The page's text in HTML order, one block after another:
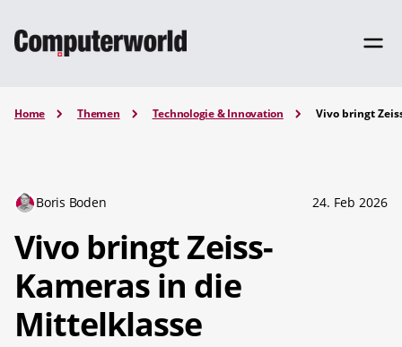
Home Themen Technologie & Innovation Vivo bringt
Boris Boden 24. Feb 2026
Vivo bringt Zeiss-
Kameras in die
Mittelklasse